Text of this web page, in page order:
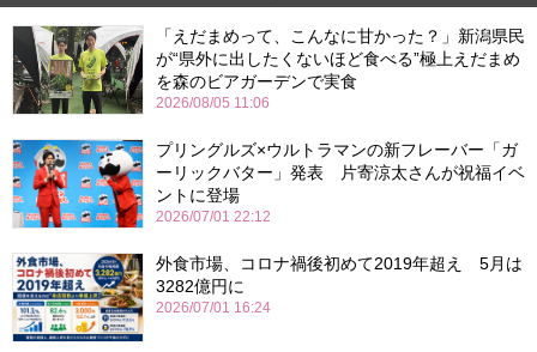
「えだまめって、こんなに甘かった？」新潟県民
が“県外に出したくないほど食べる”極上えだまめ
を森のビアガーデンで実食
2026/08/05 11:06
プリングルズ×ウルトラマンの新フレーバー「ガ
ーリックバター」発表 片寄涼太さんが祝福イベ
ントに登場
2026/07/01 22:12
外食市場、コロナ禍後初めて2019年超え 5月は
3282億円に
2026/07/01 16:24